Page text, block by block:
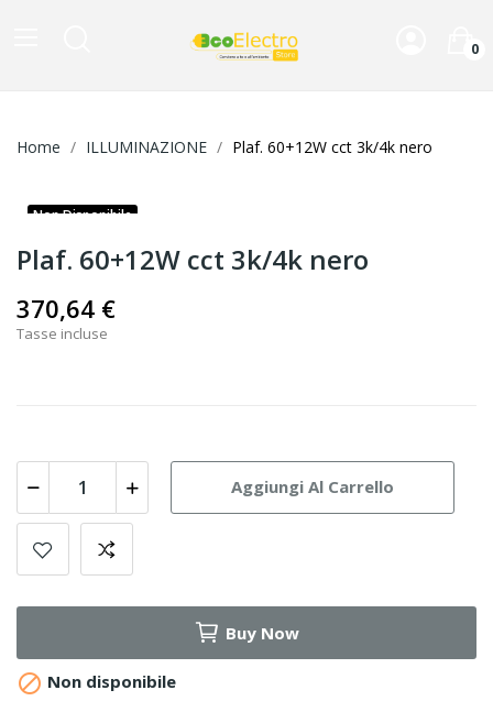
0
Home ILLUMINAZIONE Plaf. 60+12W cct 3k/4k nero
Non Disponibile
Plaf. 60+12W cct 3k/4k nero
370,64 €
Tasse incluse
Aggiungi Al Carrello
Buy Now
 Non disponibile